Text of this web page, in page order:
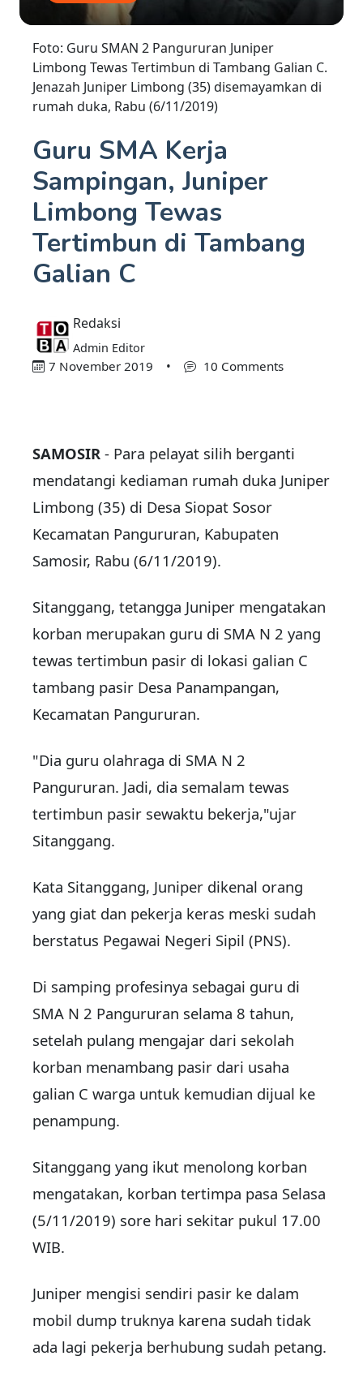
Foto: Guru SMAN 2 Pangururan Juniper
Limbong Tewas Tertimbun di Tambang Galian C.
Jenazah Juniper Limbong (35) disemayamkan di
rumah duka, Rabu (6/11/2019)
Guru SMA Kerja
Sampingan, Juniper
Limbong Tewas
Tertimbun di Tambang
Galian C
Redaksi
Admin Editor
7 November 2019 • 10 Comments
SAMOSIR - Para pelayat silih berganti
mendatangi kediaman rumah duka Juniper
Limbong (35) di Desa Siopat Sosor
Kecamatan Pangururan, Kabupaten
Samosir, Rabu (6/11/2019).
Sitanggang, tetangga Juniper mengatakan
korban merupakan guru di SMA N 2 yang
tewas tertimbun pasir di lokasi galian C
tambang pasir Desa Panampangan,
Kecamatan Pangururan.
"Dia guru olahraga di SMA N 2
Pangururan. Jadi, dia semalam tewas
tertimbun pasir sewaktu bekerja,"ujar
Sitanggang.
Kata Sitanggang, Juniper dikenal orang
yang giat dan pekerja keras meski sudah
berstatus Pegawai Negeri Sipil (PNS).
Di samping profesinya sebagai guru di
SMA N 2 Pangururan selama 8 tahun,
setelah pulang mengajar dari sekolah
korban menambang pasir dari usaha
galian C warga untuk kemudian dijual ke
penampung.
Sitanggang yang ikut menolong korban
mengatakan, korban tertimpa pasa Selasa
(5/11/2019) sore hari sekitar pukul 17.00
WIB.
Juniper mengisi sendiri pasir ke dalam
mobil dump truknya karena sudah tidak
ada lagi pekerja berhubung sudah petang.